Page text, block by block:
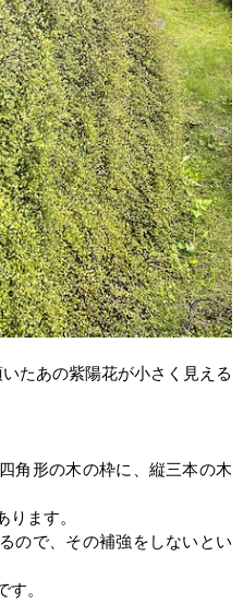
たあの紫陽花が小さく見える
角形の木の枠に、縦三本の木
ります。
ので、その補強をしないとい
す。